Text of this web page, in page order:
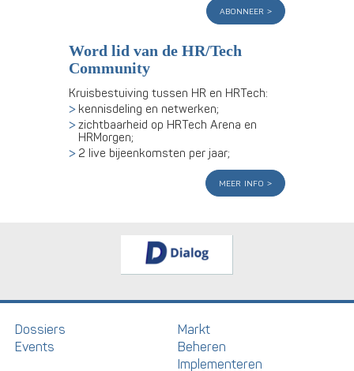
abonneer
Word lid van de HR/Tech
Community
Kruisbestuiving tussen HR en HRTech:
kennisdeling en netwerken;
zichtbaarheid op HRTech Arena en
HRMorgen;
2 live bijeenkomsten per jaar;
meer info
Dossiers
Events
Markt
Beheren
Implementeren